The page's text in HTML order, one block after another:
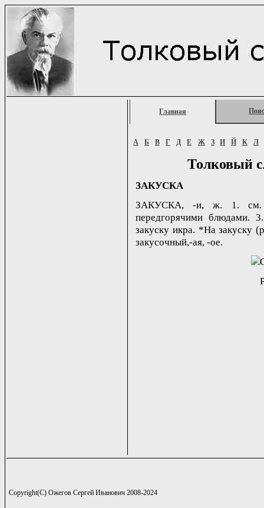
Главная
А Б В Г Д Е Ж З И Й К Л
Толковый
ЗАКУСКА
ЗАКУСКА, -и, ж. 1. см.
передгорячими блюдами.
закуску икра. *На закуску
закусочный,-ая, -ое.
Copyright(C) Ожегов Сергей Иванович 2008-2024